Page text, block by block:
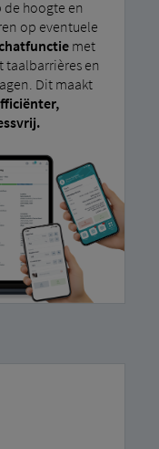
hoogte en
op eventuele
met
en
Dit maakt